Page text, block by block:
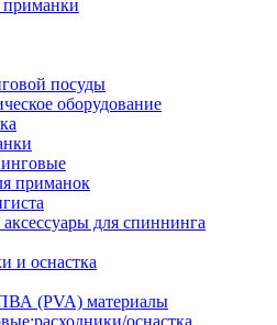
приманки
посуды
оборудование
приманок
для спиннинга
и оснастка
(PVA) материалы
оснастка